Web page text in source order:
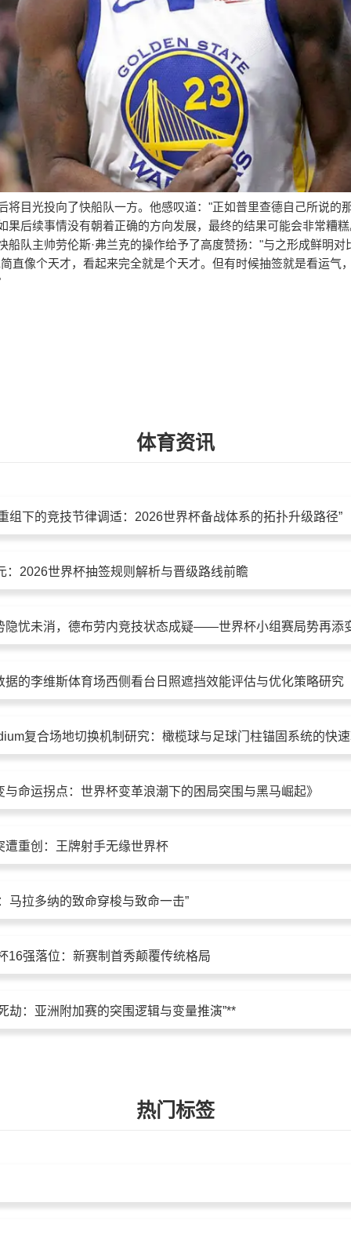
将目光投向了快船队一方。他感叹道："正如普里查德自己所说的
果后续事情没有朝着正确的方向发展，最终的结果可能会非常糟
船队主帅劳伦斯·弗兰克的操作给予了高度赞扬："与之形成鲜明对
直像个天才，看起来完全就是个天才。但有时候抽签就是看运气
体育资讯
组下的竞技节律调适：2026世界杯备战体系的拓扑升级路径”
：2026世界杯抽签规则解析与晋级路线前瞻
隐忧未消，德布劳内竞技状态成疑——世界杯小组赛局势再添
据的李维斯体育场西侧看台日照遮挡效能评估与优化策略研究
与命运拐点：世界杯变革浪潮下的困局突围与黑马崛起》
遭重创：王牌射手无缘世界杯
马拉多纳的致命穿梭与致命一击”
16强落位：新赛制首秀颠覆传统格局
劫：亚洲附加赛的突围逻辑与变量推演”**
热门标签